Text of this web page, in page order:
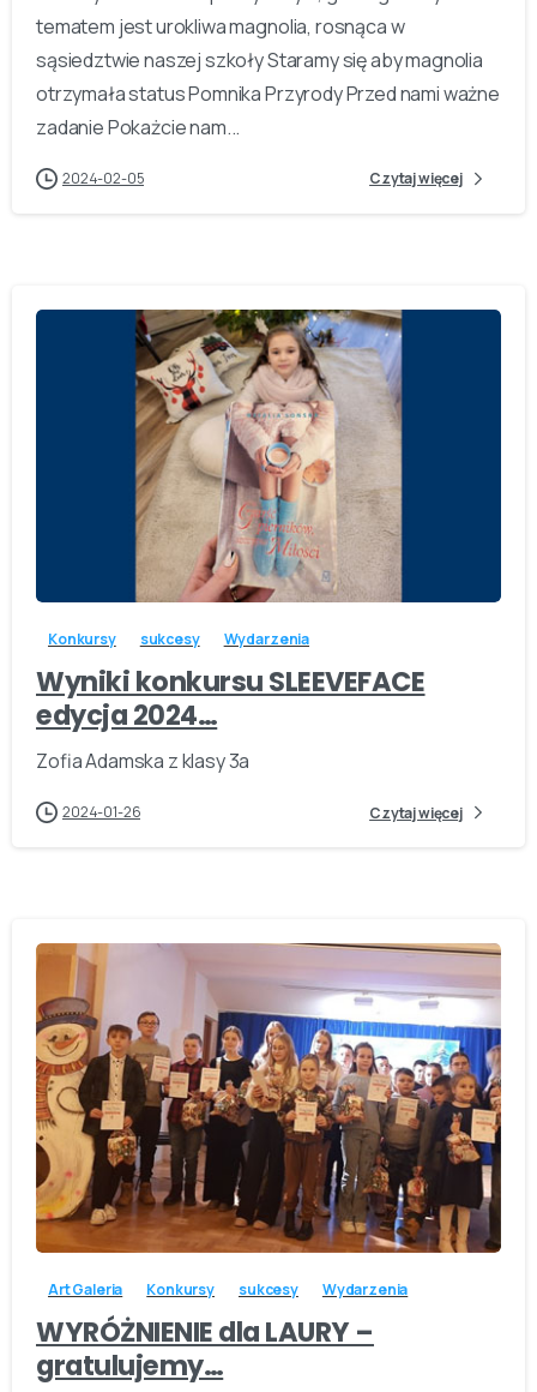
tematem jest urokliwa magnolia, rosnąca w
sąsiedztwie naszej szkoły Staramy się aby magnolia
otrzymała status Pomnika Przyrody Przed nami ważne
zadanie Pokażcie nam...
2024-02-05 Czytaj więcej
Konkursy sukcesy Wydarzenia
Wyniki konkursu SLEEVEFACE
edycja 2024…
Zofia Adamska z klasy 3a
2024-01-26 Czytaj więcej
-
Art Galeria Konkursy sukcesy Wydarzenia
WYRÓŻNIENIE dla LAURY –
gratulujemy…